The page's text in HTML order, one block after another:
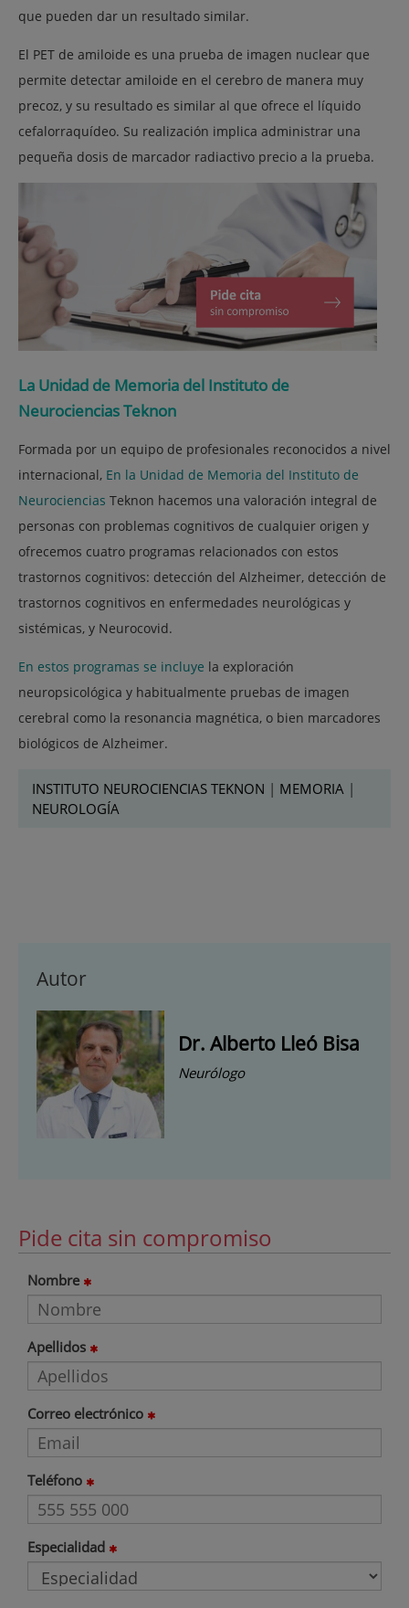
que pueden dar un resultado similar.
El PET de amiloide es una prueba de imagen nuclear que
permite detectar amiloide en el cerebro de manera muy
precoz, y su resultado es similar al que ofrece el líquido
cefalorraquídeo. Su realización implica administrar una
pequeña dosis de marcador radiactivo precio a la prueba.
La Unidad de Memoria del Instituto de
Neurociencias Teknon
Formada por un equipo de profesionales reconocidos a nivel
internacional, En la Unidad de Memoria del Instituto de
Neurociencias Teknon hacemos una valoración integral de
personas con problemas cognitivos de cualquier origen y
ofrecemos cuatro programas relacionados con estos
trastornos cognitivos: detección del Alzheimer, detección de
trastornos cognitivos en enfermedades neurológicas y
sistémicas, y Neurocovid.
En estos programas se incluye la exploración
neuropsicológica y habitualmente pruebas de imagen
cerebral como la resonancia magnética, o bien marcadores
biológicos de Alzheimer.
INSTITUTO NEUROCIENCIAS TEKNON | MEMORIA |
NEUROLOGÍA
Autor
Dr. Alberto Lleó Bisa
Neurólogo
Pide cita sin compromiso
Nombre
Apellidos
Correo electrónico
Teléfono
Especialidad